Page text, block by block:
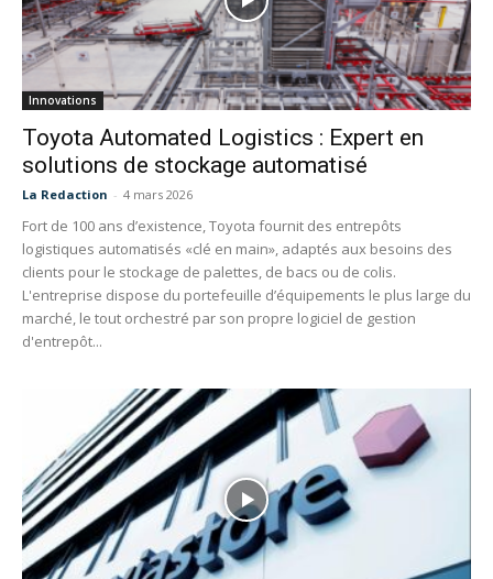
Innovations
Toyota Automated Logistics : Expert en
solutions de stockage automatisé
La Redaction - 4 mars 2026
Fort de 100 ans d’existence, Toyota fournit des entrepôts
logistiques automatisés «clé en main», adaptés aux besoins des
clients pour le stockage de palettes, de bacs ou de colis.
L'entreprise dispose du portefeuille d’équipements le plus large du
marché, le tout orchestré par son propre logiciel de gestion
d'entrepôt...